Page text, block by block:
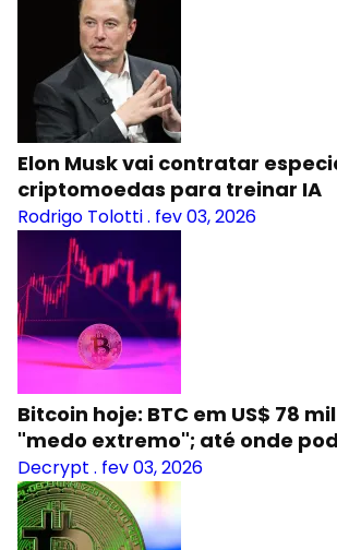
Elon Musk vai contratar
criptomoedas para treinar IA
Rodrigo Tolotti. fev 03, 2026
Bitcoin hoje: BTC em US$ 78
"medo extremo"; até onde
Decrypt . fev 03, 2026